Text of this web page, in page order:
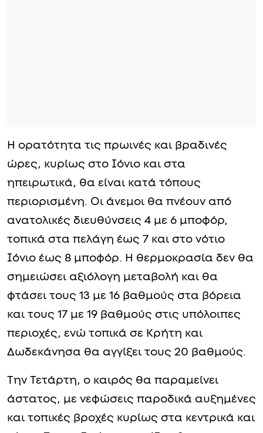
Η ορατότητα τις πρωινές και βραδινές
ώρες, κυρίως στο Ιόνιο και στα
ηπειρωτικά, θα είναι κατά τόπους
περιορισμένη. Οι άνεμοι θα πνέουν από
ανατολικές διευθύνσεις 4 με 6 μποφόρ,
τοπικά στα πελάγη έως 7 και στο νότιο
Ιόνιο έως 8 μποφόρ. Η θερμοκρασία δεν θα
σημειώσει αξιόλογη μεταβολή και θα
φτάσει τους 13 με 16 βαθμούς στα βόρεια
και τους 17 με 19 βαθμούς στις υπόλοιπες
περιοχές, ενώ τοπικά σε Κρήτη και
Δωδεκάνησα θα αγγίξει τους 20 βαθμούς.
Την Τετάρτη, ο καιρός θα παραμείνει
άστατος, με νεφώσεις παροδικά αυξημένες
και τοπικές βροχές κυρίως στα κεντρικά και